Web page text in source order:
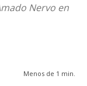
Nervo en
Menos de 1 min.